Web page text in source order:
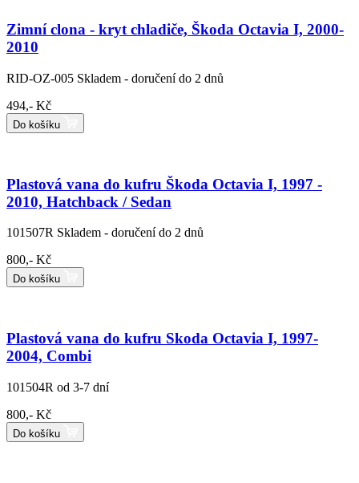
Zimní clona - kryt chladiče, Škoda Octavia I, 2000-
2010
RID-OZ-005 Skladem - doručení do 2 dnů
494,- Kč
Do košíku
Plastová vana do kufru Škoda Octavia I, 1997 -
2010, Hatchback / Sedan
101507R Skladem - doručení do 2 dnů
800,- Kč
Do košíku
Plastová vana do kufru Skoda Octavia I, 1997-
2004, Combi
101504R od 3-7 dní
800,- Kč
Do košíku